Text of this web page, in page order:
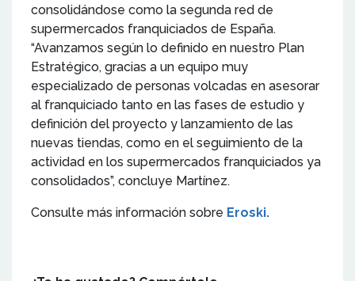
consolidándose como la segunda red de
supermercados franquiciados de España.
“Avanzamos según lo definido en nuestro Plan
Estratégico, gracias a un equipo muy
especializado de personas volcadas en asesorar
al franquiciado tanto en las fases de estudio y
definición del proyecto y lanzamiento de las
nuevas tiendas, como en el seguimiento de la
actividad en los supermercados franquiciados ya
consolidados”, concluye Martínez.
Consulte más información sobre Eroski.